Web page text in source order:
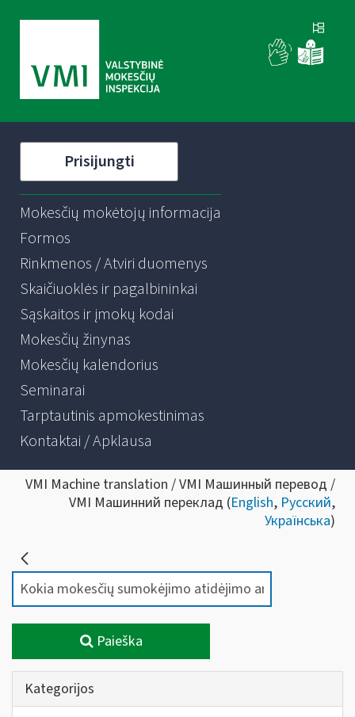
Prisijungti
Mokesčių mokėtojų informacija
Formos
Rinkmenos / Atviri duomenys
Skaičiuoklės ir pagalbininkai
Sąskaitos ir įmokų kodai
Mokesčių žinynas
Mokesčių kalendorius
Seminarai
Tarptautinis apmokestinimas
Kontaktai / Apklausa
VMI Machine translation / VMI Машинный перевод /
VMI Машинний переклад (English, Русский,
Українська)
Paieška
Kategorijos